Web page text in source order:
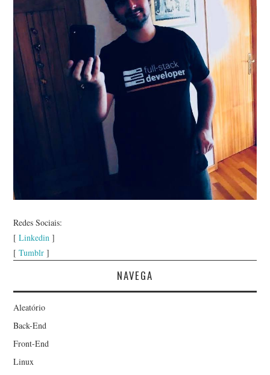
Redes Sociais:
[Linkedin ]
[Tumblr ]
NAVEGA
Aleatório
Back-End
Front-End
Linux